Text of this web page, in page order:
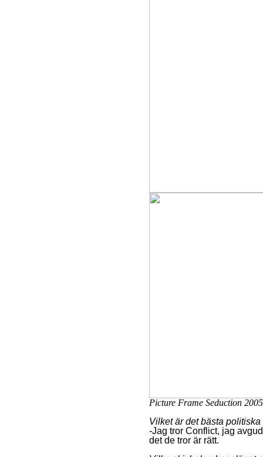
Picture Frame Seduction 2005
Vilket är det bästa
-Jag tror Conflict, jag
det de tror är rätt.